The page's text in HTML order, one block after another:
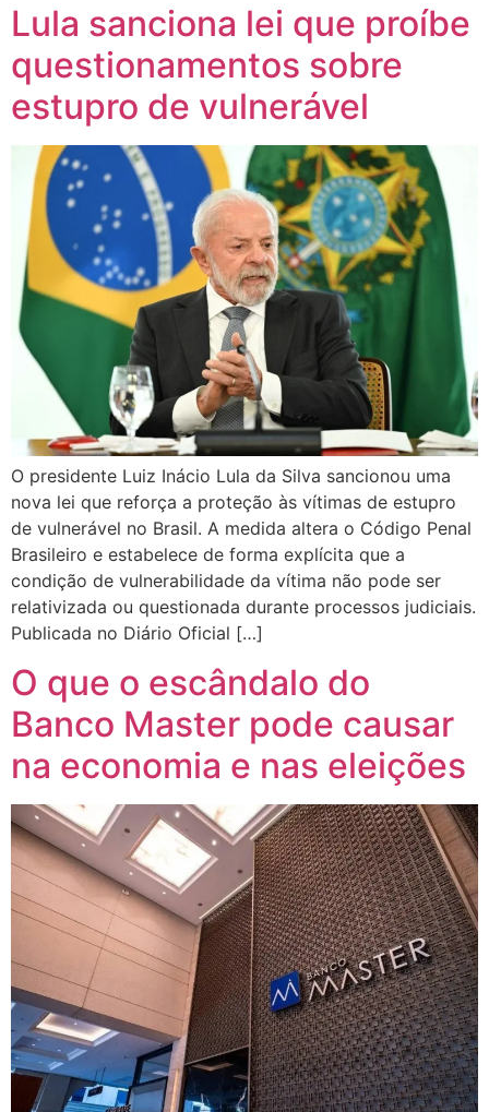
Lula sanciona lei que proíbe
questionamentos sobre
estupro de vulnerável
O presidente Luiz Inácio Lula da Silva sancionou uma
nova lei que reforça a proteção às vítimas de estupro
de vulnerável no Brasil. A medida altera o Código Penal
Brasileiro e estabelece de forma explícita que a
condição de vulnerabilidade da vítima não pode ser
relativizada ou questionada durante processos judiciais.
Publicada no Diário Oficial […]
O que o escândalo do
Banco Master pode causar
na economia e nas eleições